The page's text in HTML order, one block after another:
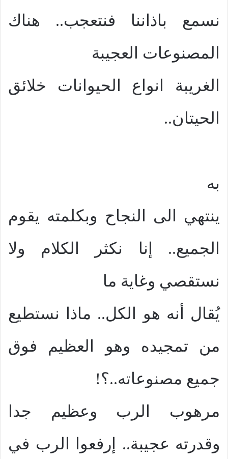
نسمع باذاننا فنتعجب.. هناك
المصنوعات العجيبة
الغريبة انواع الحيوانات خلائق
الحيتان..
به
ينتهي الى النجاح وبكلمته يقوم
الجميع.. إنا نكثر الكلام ولا
نستقصي وغاية ما
يُقال أنه هو الكل.. ماذا نستطيع
من تمجيده وهو العظيم فوق
جميع مصنوعاته..؟!
مرهوب الرب وعظيم جدا
وقدرته عجيبة.. إرفعوا الرب في